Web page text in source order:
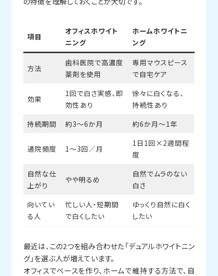
項目
オフィスホワイト
ニング
ホームホワイトニ
ング
方法
歯科医院で高濃度
薬剤を使用
専用マウスピース
で自宅ケア
効果
1回で白さ実感、即
効性あり
徐々に白くなる、
持続性あり
持続期間
約3〜6か月 約6か月〜1年
通院頻度 1〜3回／月
1日1回×2週間程
度
自然な仕
上がり
やや明るめ
自然でムラのない
白さ
向いてい
る人
忙しい人・短期間
で白くしたい
ゆっくり自然に白く
したい
最近は、この2つを組み合わせた「デュアルホワイトニン
グ」を選ぶ人が増えています。
オフィスでベースを作り、ホームで維持する方法で、自